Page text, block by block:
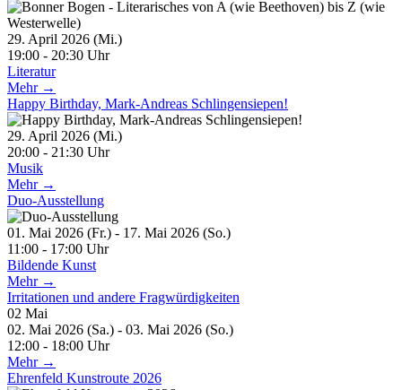
29. April 2026 (Mi.)
19:00 - 20:30 Uhr
Literatur
Mehr →
Happy Birthday, Mark-Andreas Schlingensiepen!
29. April 2026 (Mi.)
20:00 - 21:30 Uhr
Musik
Mehr →
Duo-Ausstellung
01. Mai 2026 (Fr.) - 17. Mai 2026 (So.)
11:00 - 17:00 Uhr
Bildende Kunst
Mehr →
Irritationen und andere Fragwürdigkeiten
02 Mai
02. Mai 2026 (Sa.) - 03. Mai 2026 (So.)
12:00 - 18:00 Uhr
Mehr →
Ehrenfeld Kunstroute 2026